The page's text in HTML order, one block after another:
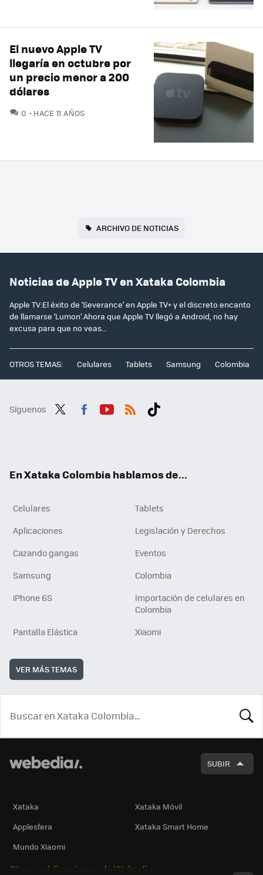
El nuevo Apple TV
llegaría en octubre por
un precio menor a 200
dólares
0 COMENTARIOS
HACE 11 AÑOS
ARCHIVO DE NOTICIAS
Noticias de Apple TV en Xataka Colombia
Apple TV:El éxito de ‘Severance’ en Apple TV+ y el discreto encanto
de llamarse ‘Lumon’.Ahora que Apple TV llegó a Android, no hay
excusa para que no veas...
OTROS TEMAS: Celulares Tablets Samsung Colombia
Síguenos
En Xataka Colombia hablamos de...
Celulares
Tablets
Aplicaciones
Legislación y Derechos
Cazando gangas
Eventos
Samsung
Colombia
iPhone 6S
Importación de celulares en
Colombia
Pantalla Elástica
Xiaomi
VER MÁS TEMAS
SUBIR
Xataka
Xataka Móvil
Applesfera
Xataka Smart Home
Mundo Xiaomi
Otras publicaciones de Webedia